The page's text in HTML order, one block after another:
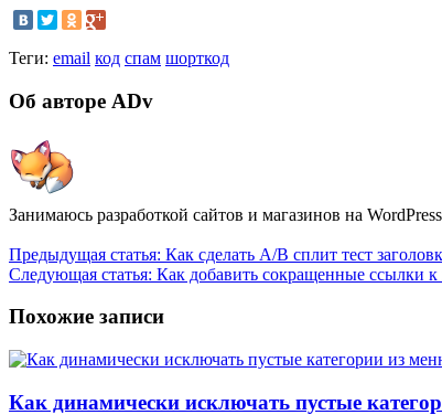
Теги: email код спам шорткод
Об авторе ADv
Занимаюсь разработкой сайтов и магазинов на
Предыдущая статья: Как сделать A/B сплит тест
Следующая статья: Как добавить сокращенные ссылки
Похожие записи
Как динамически исключать пустые